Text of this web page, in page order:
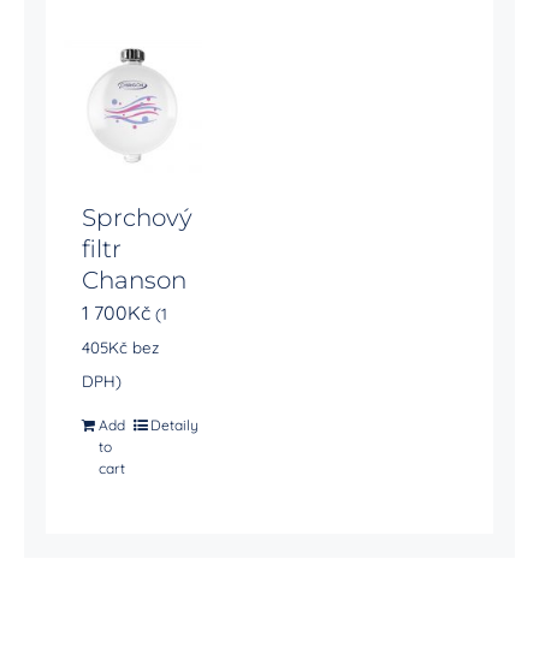
Sprchový
filtr
Chanson
1 700Kč (1
405Kčbez
DPH)
Add
to
cart
Detaily